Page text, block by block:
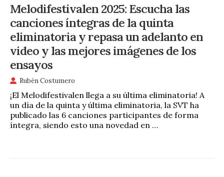
Melodifestivalen 2025: Escucha las
canciones íntegras de la quinta
eliminatoria y repasa un adelanto en
video y las mejores imágenes de los
ensayos
Rubén Costumero
¡El Melodifestivalen llega a su última eliminatoria! A
un día de la quinta y última eliminatoria, la SVT ha
publicado las 6 canciones participantes de forma
íntegra, siendo esto una novedad en …